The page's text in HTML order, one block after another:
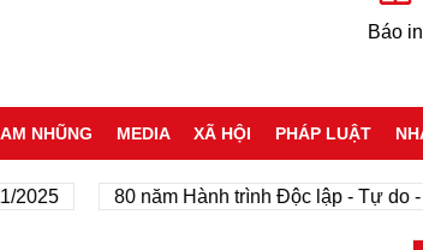
Báo in
NHŨNG MEDIA XÃ HỘI PHÁP LUẬT
80 năm Hành trình Độc lập - Tự do - Hạnh phúc